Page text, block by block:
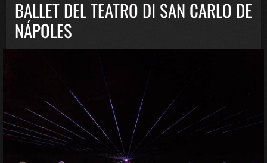
BALLET DEL TEATRO DI SAN CARLO DE
NÁPOLES